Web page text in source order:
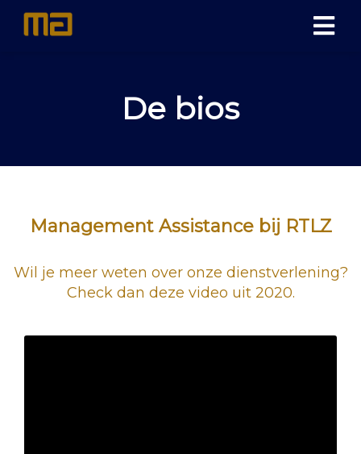
De bios
Management Assistance bij RTLZ
Wil je meer weten over onze dienstverlening?
Check dan deze video uit 2020.